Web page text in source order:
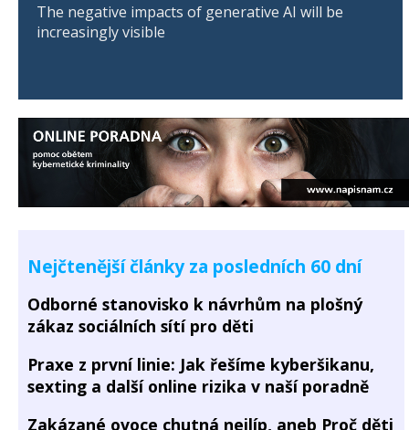
The negative impacts of generative AI will be
increasingly visible
Nejčtenější články za posledních 60 dní
Odborné stanovisko k návrhům na plošný
zákaz sociálních sítí pro děti
Praxe z první linie: Jak řešíme kyberšikanu,
sexting a další online rizika v naší poradně
Zakázané ovoce chutná nejlíp, aneb Proč děti